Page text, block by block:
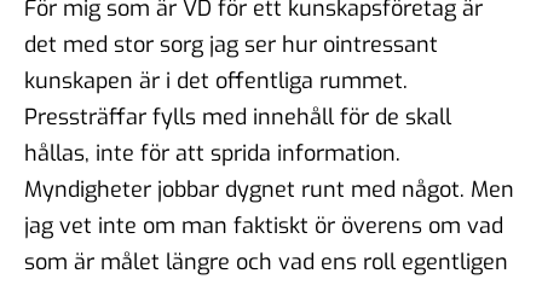
För mig som är VD för ett kunskapsföretag är
det med stor sorg jag ser hur ointressant
kunskapen är i det offentliga rummet.
Pressträffar fylls med innehåll för de skall
hållas, inte för att sprida information.
Myndigheter jobbar dygnet runt med något. Men
jag vet inte om man faktiskt ör överens om vad
som är målet längre och vad ens roll egentligen